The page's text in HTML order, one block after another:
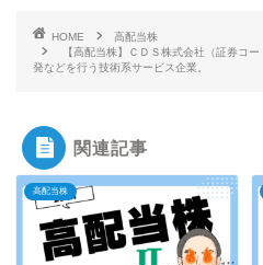
HOME
高配当株
【高配当株】ＣＤＳ株式会社（証券コ
発などを行う技術系サービス企業。
関連記事
高配当株